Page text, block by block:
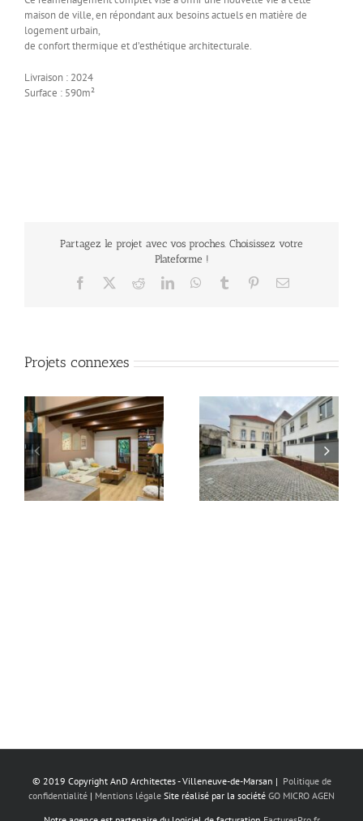
maison de ville, en répondant aux besoins actuels en matière de
logement urbain,
de confort thermique et d’esthétique architecturale.
Livraison : 2024
Surface : 590m²
Partagez le projet avec vos proches. Choisissez votre
Plateforme !
Facebook RedditLinkedInWhatsApp
Tumblr PinterestEmail
Projets connexes
© 2019 Copyright AnD Architectes - Villeneuve-de-Marsan | Politique de
confidentialité | Mentions légale ‎ Site réalisé par la société GO MICRO AGEN